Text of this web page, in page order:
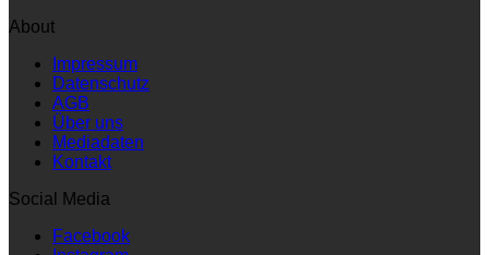
About
Impressum
Datenschutz
AGB
Über uns
Mediadaten
Kontakt
Social Media
Facebook